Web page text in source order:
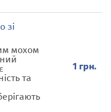
зі
мохом
та
1 грн.